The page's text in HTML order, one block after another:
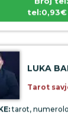
LUKA
tarot,